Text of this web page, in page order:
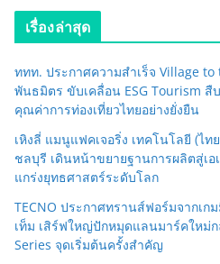
เรื่องล่าสุด
ททท. ประกาศความสำเร็จ Village
พันธมิตร ขับเคลื่อน ESG Tourism
คุณค่าการท่องเที่ยวไทยอย่างยั่งยืน
เหิงลี่ แมนูแฟคเจอริ่ง เทคโนโลยี (ไ
ชลบุรี เดินหน้าขยายฐานการผลิตสู่เอ
แกร่งยุทธศาสตร์ระดับโลก
TECNO ประกาศทรานส์ฟอร์มจากเ
เท็ม เสิร์ฟใหญ่ปักหมุดแลนมาร์คใหม่ก
Series จุดเริ่มต้นครั้งสำคัญ